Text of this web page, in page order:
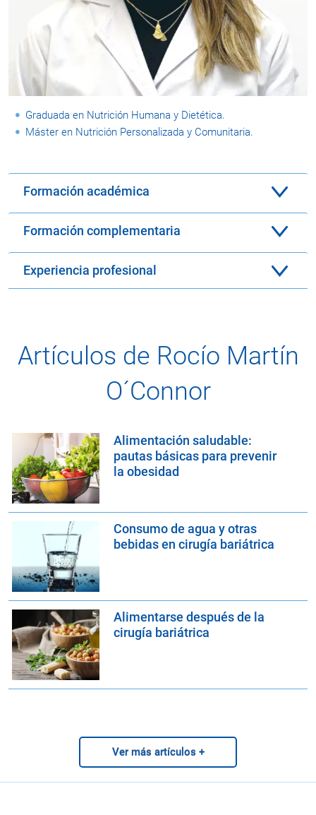
Graduada en Nutrición Humana y Dietética.
Máster en Nutrición Personalizada y Comunitaria.
Formación académica
Formación complementaria
Experiencia profesional
Artículos de Rocío Martín
O´Connor
Alimentación saludable:
pautas básicas para prevenir
la obesidad
Consumo de agua y otras
bebidas en cirugía bariátrica
Alimentarse después de la
cirugía bariátrica
Ver más artículos +